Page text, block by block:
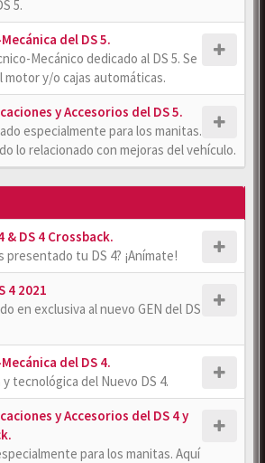
5.
del DS 5.
Mecánico dedicado al DS 5. Se
motor y/o cajas automáticas.
y Accesorios del DS 5.
especialmente para los manitas.
lo relacionado con mejoras del vehículo.
& DS 4 Crossback.
presentado tu DS 4? ¡Anímate!
4 2021
en exclusiva al nuevo GEN del DS
del DS 4.
tecnológica del Nuevo DS 4.
y Accesorios del DS 4 y
para los manitas. Aquí